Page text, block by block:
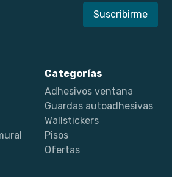
Categorías
Adhesivos ventana
Guardas autoadhesivas
Wallstickers
Pisos
Ofertas